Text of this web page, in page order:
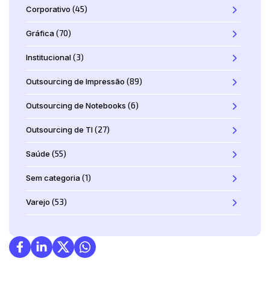
Corporativo (45)
Gráfica(70)
Institucional(3)
Outsourcing de Impressão (89)
Outsourcing de Notebooks (6)
Outsourcing de TI(27)
Saúde (55)
Sem categoria(1)
Varejo (53)